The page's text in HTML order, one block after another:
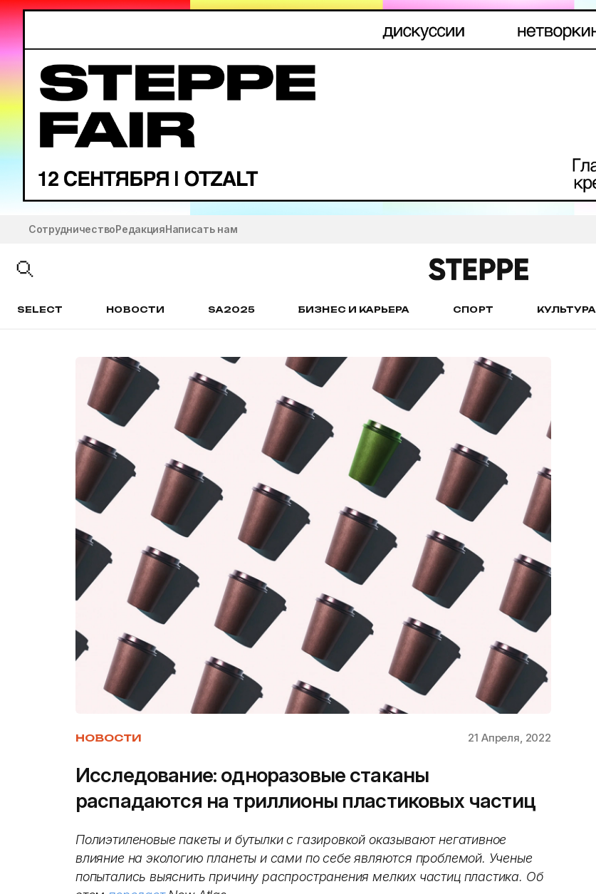
СотрудничествоРедакцияНаписать нам
SELECT НОВОСТИ SA2025 БИЗНЕС И КАРЬЕРА СПОРТ КУЛЬТУРА
НОВОСТИ 21 Апреля, 2022
Исследование: одноразовые стаканы
распадаются на триллионы пластиковых частиц
Полиэтиленовые пакеты и бутылки с газировкой оказывают негативное
влияние на экологию планеты и сами по себе являются проблемой. Ученые
попытались выяснить причину распространения мелких частиц пластика. Об